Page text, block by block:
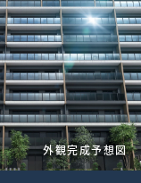
外観完成予想図